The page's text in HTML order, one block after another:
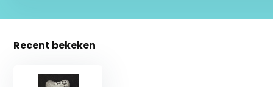
Recent bekeken